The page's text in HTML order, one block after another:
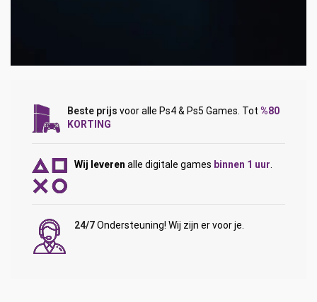
Beste prijs voor alle Ps4 & Ps5 Games. Tot %80
KORTING
Wij leveren alle digitale games binnen 1 uur.
24/7Ondersteuning! Wij zijn er voor je.